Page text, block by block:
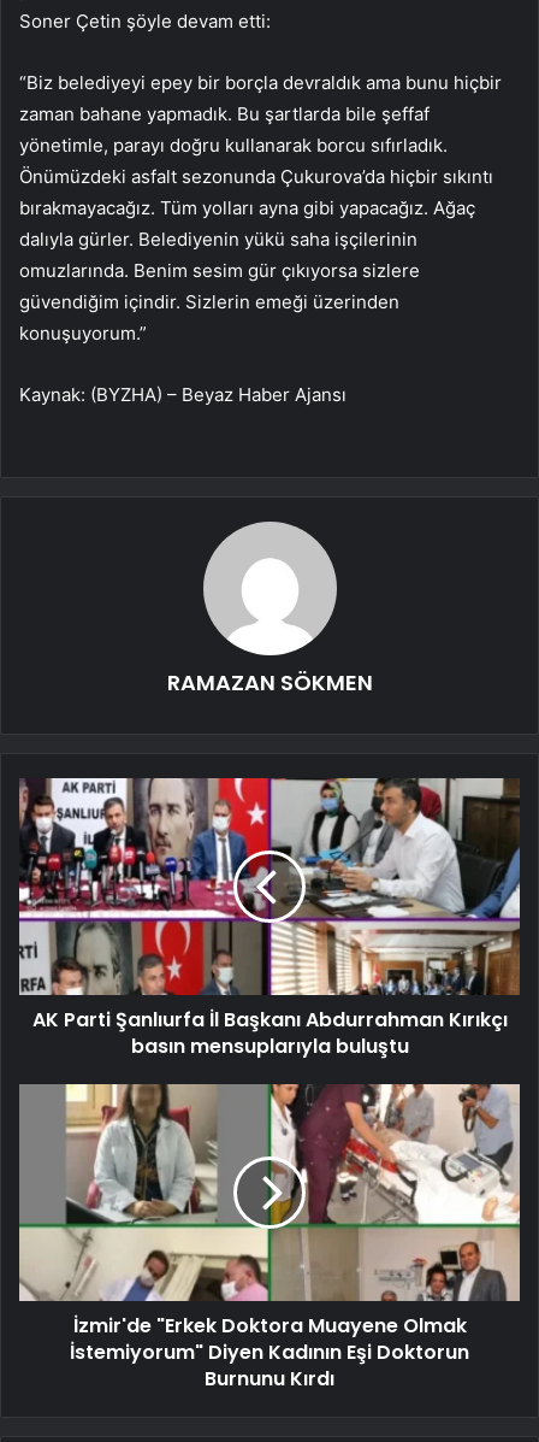
Soner Çetin şöyle devam etti:
“Biz belediyeyi epey bir borçla devraldık ama bunu hiçbir
zaman bahane yapmadık. Bu şartlarda bile şeffaf
yönetimle, parayı doğru kullanarak borcu sıfırladık.
Önümüzdeki asfalt sezonunda Çukurova’da hiçbir sıkıntı
bırakmayacağız. Tüm yolları ayna gibi yapacağız. Ağaç
dalıyla gürler. Belediyenin yükü saha işçilerinin
omuzlarında. Benim sesim gür çıkıyorsa sizlere
güvendiğim içindir. Sizlerin emeği üzerinden
konuşuyorum.”
Kaynak: (BYZHA) – Beyaz Haber Ajansı
RAMAZAN SÖKMEN
AK Parti Şanlıurfa İl Başkanı Abdurrahman Kırıkçı
basın mensuplarıyla buluştu
İzmir'de "Erkek Doktora Muayene Olmak
İstemiyorum" Diyen Kadının Eşi Doktorun
Burnunu Kırdı